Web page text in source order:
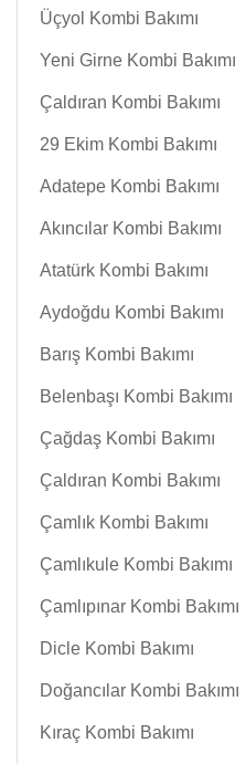
Üçyol Kombi Bakımı
Yeni Girne Kombi Bakımı
Çaldıran Kombi Bakımı
29 Ekim Kombi Bakımı
Adatepe Kombi Bakımı
Akıncılar Kombi Bakımı
Atatürk Kombi Bakımı
Aydoğdu Kombi Bakımı
Barış Kombi Bakımı
Belenbaşı Kombi Bakımı
Çağdaş Kombi Bakımı
Çaldıran Kombi Bakımı
Çamlık Kombi Bakımı
Çamlıkule Kombi Bakımı
Çamlıpınar Kombi Bakımı
Dicle Kombi Bakımı
Doğancılar Kombi Bakımı
Kıraç Kombi Bakımı